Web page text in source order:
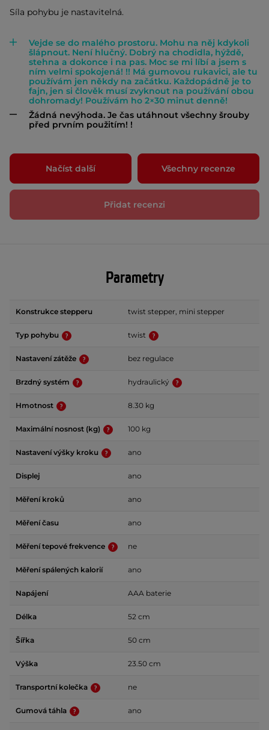
Síla pohybu je nastavitelná.
Vejde se do malého prostoru. Mohu na něj kdykoli
šlápnout. Není hlučný. Dobrý na chodidla, hýždě,
stehna a dokonce i na pas. Moc se mi líbí a jsem s
ním velmi spokojená! !! Má gumovou rukavici, ale tu
používám jen někdy na začátku. Každopádně je to
fajn, jen si člověk musí zvyknout na používání obou
dohromady! Používám ho 2×30 minut denně!
Žádná nevýhoda. Je čas utáhnout všechny šrouby
před prvním použitím! !
Načíst další Všechny recenze
Přidat recenzi
Parametry
Konstrukce stepperu twist stepper, mini stepper
Typ pohybu twist
Nastavení zátěže bez regulace
Brzdný systém hydraulický
Hmotnost 8.30 kg
Maximální nosnost (kg) 100 kg
Nastavení výšky kroku ano
Displej ano
Měření kroků ano
Měření času ano
Měření tepové frekvence ne
Měření spálených kalorií ano
Napájení AAA baterie
Délka 52 cm
Šířka 50 cm
Výška 23.50 cm
Transportní kolečka ne
Gumová táhla ano